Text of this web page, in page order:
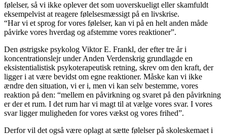
følelser, så vi ikke oplever det som uoverskueligt eller skamfuldt
eksempelvist at reagere følelsesmæssigt på en livskrise.
“Har vi et sprog for vores følelser, kan vi på en helt anden måde
påvirke vores hverdag og afstemme vores reaktioner”.
Den østrigske psykolog Viktor E. Frankl, der efter tre år i
koncentrationslejr under Anden Verdenskrig grundlagde en
eksistentialistisk psykoterapeutisk retning, skrev om den kraft, der
ligger i at være bevidst om egne reaktioner. Måske kan vi ikke
ændre den situation, vi er i, men vi kan selv bestemme, vores
reaktion på den: “mellem en påvirkning og svaret på den påvirkning
er der et rum. I det rum har vi magt til at vælge vores svar. I vores
svar ligger muligheden for vores vækst og vores frihed”.
Derfor vil det også være oplagt at sætte følelser på skoleskemaet i